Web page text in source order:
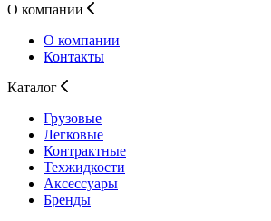
О компании
О компании
Контакты
Каталог
Грузовые
Легковые
Контрактные
Техжидкости
Аксессуары
Бренды